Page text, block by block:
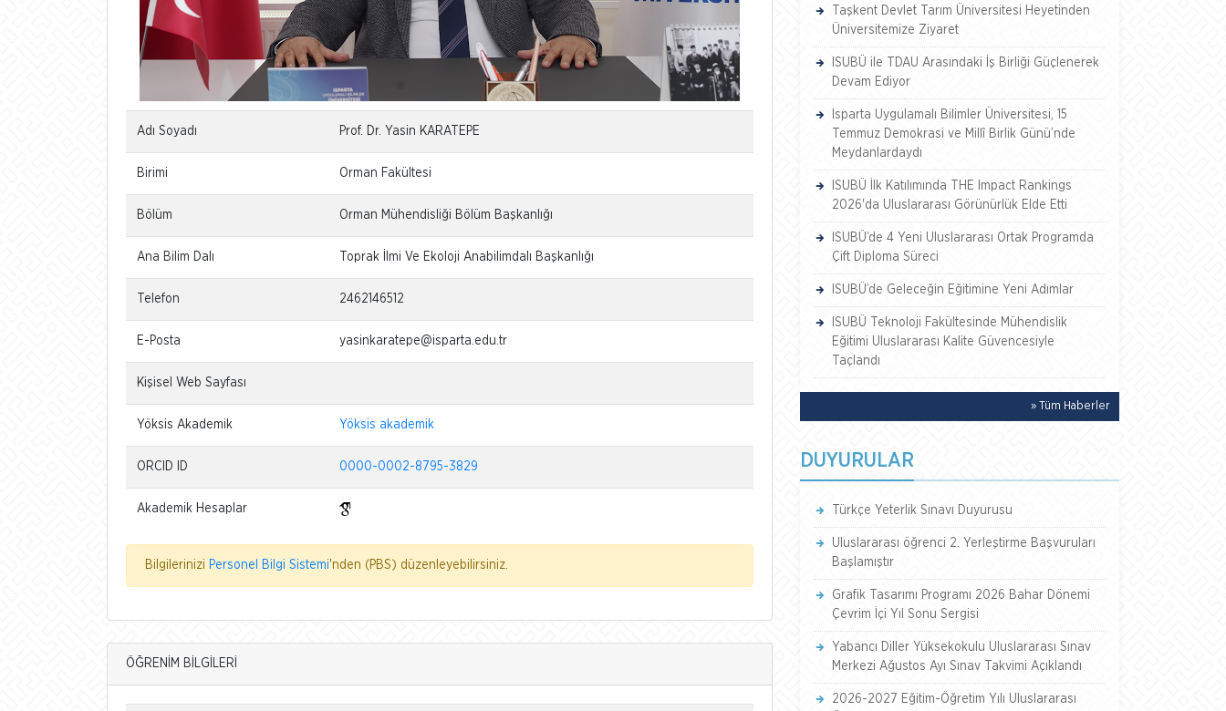
Adı Soyadı Prof. Dr. Yasin KARATEPE
Birimi Orman Fakültesi
Bölüm Orman Mühendisliği Bölüm Başkanlığı
Ana Bilim Dalı Toprak İlmi Ve Ekoloji Anabilimdalı Başkanlığı
Telefon 2462146512
E-Posta yasinkaratepe@isparta.edu.tr
Kişisel Web Sayfası
Yöksis Akademik Yöksis akademik
ORCID ID 0000-0002-8795-3829
Akademik Hesaplar
Bilgilerinizi Personel Bilgi Sistemi'nden (PBS) düzenleyebilirsiniz.
ÖĞRENİM BİLGİLERİ
Taşkent Devlet Tarım Üniversitesi Heyetinden
Üniversitemize Ziyaret
ISUBÜ ile TDAU Arasındaki İş Birliği Güçlenerek
Devam Ediyor
Isparta Uygulamalı Bilimler Üniversitesi, 15
Temmuz Demokrasi ve Millî Birlik Günü’nde
Meydanlardaydı
ISUBÜ İlk Katılımında THE Impact Rankings
2026'da Uluslararası Görünürlük Elde Etti
ISUBÜ’de 4 Yeni Uluslararası Ortak Programda
Çift Diploma Süreci
ISUBÜ’de Geleceğin Eğitimine Yeni Adımlar
ISUBÜ Teknoloji Fakültesinde Mühendislik
Eğitimi Uluslararası Kalite Güvencesiyle
Taçlandı
» Tüm Haberler
DUYURULAR
Türkçe Yeterlik Sınavı Duyurusu
Uluslararası öğrenci 2. Yerleştirme Başvuruları
Başlamıştır
Grafik Tasarımı Programı 2026 Bahar Dönemi
Çevrim İçi Yıl Sonu Sergisi
Yabancı Diller Yüksekokulu Uluslararası Sınav
Merkezi Ağustos Ayı Sınav Takvimi Açıklandı
2026-2027 Eğitim-Öğretim Yılı Uluslararası